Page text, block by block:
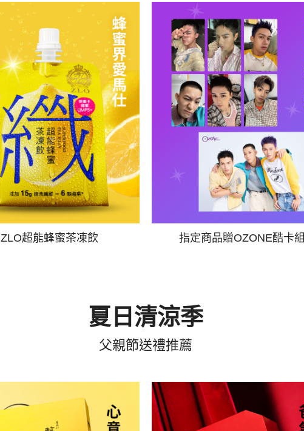
ZLO超能蜂蜜茶凍飲 指定商品贈OZONE酷卡組
夏日清涼季
父親節送禮推薦